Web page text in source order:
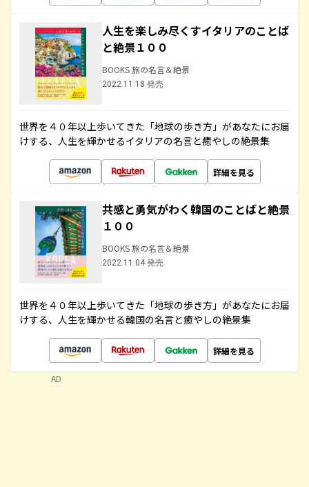
人生を楽しみ尽くすイタリアのことば
と絶景１００
BOOKS 旅の名言＆絶景
2022.11.18 発売
世界を４０年以上歩いてきた「地球の歩き方」があなたにお届
けする、人生を輝かせるイタリアの名言と癒やしの絶景集
詳細を見る
共感と勇気がわく韓国のことばと絶景
１００
BOOKS 旅の名言＆絶景
2022.11.04 発売
世界を４０年以上歩いてきた「地球の歩き方」があなたにお届
けする、人生を輝かせる韓国の名言と癒やしの絶景集
詳細を見る
AD